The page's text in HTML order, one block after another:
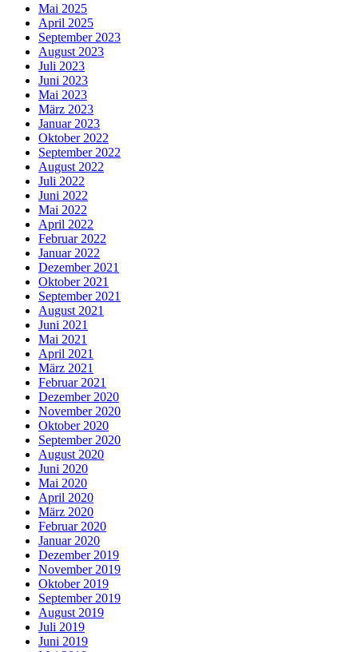
Mai 2025
April 2025
September 2023
August 2023
Juli 2023
Juni 2023
Mai 2023
März 2023
Januar 2023
Oktober 2022
September 2022
August 2022
Juli 2022
Juni 2022
Mai 2022
April 2022
Februar 2022
Januar 2022
Dezember 2021
Oktober 2021
September 2021
August 2021
Juni 2021
Mai 2021
April 2021
März 2021
Februar 2021
Dezember 2020
November 2020
Oktober 2020
September 2020
August 2020
Juni 2020
Mai 2020
April 2020
März 2020
Februar 2020
Januar 2020
Dezember 2019
November 2019
Oktober 2019
September 2019
August 2019
Juli 2019
Juni 2019